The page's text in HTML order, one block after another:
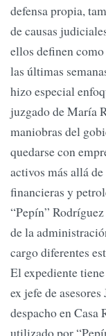
defensa propia,
de causas
ellos definen
las últimas
hizo especial
juzgado de María
maniobras del
quedarse con
activos más allá
financieras y
“Pepín”
de la
cargo diferentes
El expediente
ex jefe de
despacho en Casa